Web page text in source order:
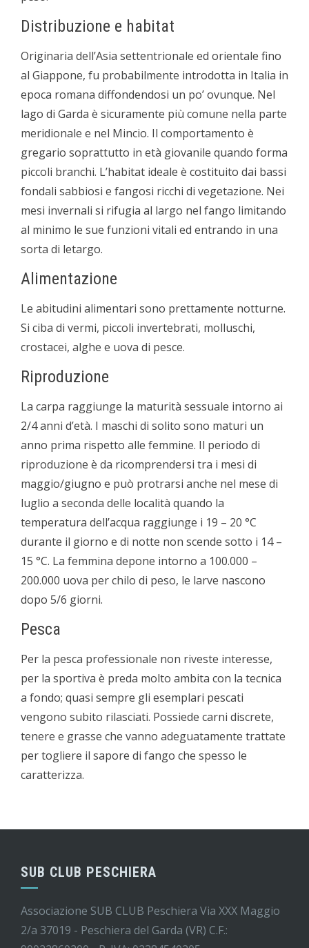
Distribuzione e habitat
Originaria dell’Asia settentrionale ed orientale fino
al Giappone, fu probabilmente introdotta in Italia in
epoca romana diffondendosi un po’ ovunque. Nel
lago di Garda è sicuramente più comune nella parte
meridionale e nel Mincio. Il comportamento è
gregario soprattutto in età giovanile quando forma
piccoli branchi. L’habitat ideale è costituito dai bassi
fondali sabbiosi e fangosi ricchi di vegetazione. Nei
mesi invernali si rifugia al largo nel fango limitando
al minimo le sue funzioni vitali ed entrando in una
sorta di letargo.
Alimentazione
Le abitudini alimentari sono prettamente notturne.
Si ciba di vermi, piccoli invertebrati, molluschi,
crostacei, alghe e uova di pesce.
Riproduzione
La carpa raggiunge la maturità sessuale intorno ai
2/4 anni d’età. I maschi di solito sono maturi un
anno prima rispetto alle femmine. Il periodo di
riproduzione è da ricomprendersi tra i mesi di
maggio/giugno e può protrarsi anche nel mese di
luglio a seconda delle località quando la
temperatura dell’acqua raggiunge i 19­ – 20 °C
durante il giorno e di notte non scende sotto i 14 –
­15 °C. La femmina depone intorno a 100.000­ –
200.000 uova per chilo di peso, le larve nascono
dopo 5/6 giorni.
Pesca
Per la pesca professionale non riveste interesse,
per la sportiva è preda molto ambita con la tecnica
a fondo; quasi sempre gli esemplari pescati
vengono subito rilasciati. Possiede carni discrete,
tenere e grasse che vanno adeguatamente trattate
per togliere il sapore di fango che spesso le
caratterizza.
SUB CLUB PESCHIERA
Associazione SUB CLUB Peschiera Via XXX Maggio
2/a 37019 - Peschiera del Garda (VR) C.F.: